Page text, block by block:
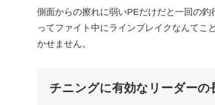
側面からの擦れに弱いPEだけだと一回の
ってファイト中にラインブレイクなんて
かせません。
チニングに有効なリーダーの